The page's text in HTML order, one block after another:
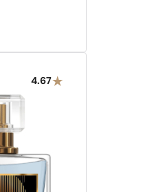
4.67